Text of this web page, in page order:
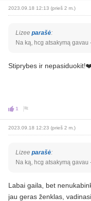
2023.09.18 12:13 (prieš 2 m.)
Lizee parašė:
Na ką, hcg atsakymą
Stiprybes ir
1
2023.09.18 12:23 (prieš 2 m.)
Lizee parašė:
Na ką, hcg atsakymą
Labai gaila, bet
jau geras ženklas,